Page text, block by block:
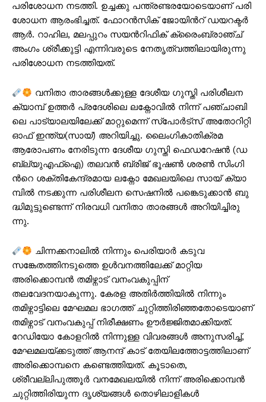
പ​രി​ശോ​ധ​ന ന​ട​ത്തി. ഉ​ച്ച​ക്കു പ​ന്ത്ര​ണ്ട​ര​യോ​ടെ​യാ​ണ് പ​രി​
ശോ​ധ​ന ആ​രം​ഭി​ച്ച​ത്. ഫോ​റ​ൻ​സി​ക് ജോ​യി​ന്‍റ് ഡ​യ​റ​ക്ട​ർ
ആ​ർ. റാ​ഹി​ല, മ​ല​പ്പു​റം സ​യ​ന്‍റി​ഫി​ക് ക്രൈം​ബ്രാ​ഞ്ച്
അം​ഗം ശ്രീ​ക്കു​ട്ടി എ​ന്നി​വ​രു​ടെ നേ​തൃ​ത്വ​ത്തി​ലാ​യി​രു​ന്നു
പ​രി​ശോ​ധ​ന ന​ട​ത്തി​യ​ത്.
വ​നി​താ താ​ര​ങ്ങ​ൾ​ക്കു​ള്ള ദേ​ശീ​യ ഗു​സ്തി പ​രി​ശീ​ല​ന
ക്യാ​മ്പ് ഉ​ത്ത​ർ പ്ര​ദേ​ശി​ലെ ല​ക്നോ​വി​ൽ നി​ന്ന് പ​ഞ്ചാ​ബി​
ലെ പാ​ട്യാ​ല​യി​ലേ​ക്ക് മാ​റ്റു​മെ​ന്ന് സ്പോ​ർ​ട്സ് അ​തോ​റി​റ്റി
ഓ​ഫ് ഇ​ന്ത്യ(​സാ​യ്) അ​റി​യി​ച്ചു. ലൈംഗികാതിക്രമ
ആരോപണം നേരിടുന്ന ദേ​ശീ​യ ഗു​സ്തി ഫെ​ഡ​റേ​ഷ​ൻ (ഡ​
ബ്ല്യു​എ​ഫ്ഐ) ത​ല​വ​ൻ ബ്രി​ജ് ഭൂ​ഷ​ൺ ശ​ര​ൺ സിം​ഗി​
ന്‍റെ ശ​ക്തി​കേ​ന്ദ്ര​മാ​യ ല​ക്നോ മേ​ഖ​ല​യി​ലെ സാ​യ് ക്യാ​
മ്പി​ൽ ന​ട​ക്കു​ന്ന പ​രി​ശീ​ല​ന സെ​ഷ​നി​ൽ പ​ങ്കെ​ടു​ക്കാ​ൻ ബു​
ദ്ധി​മു​ട്ടു​ണ്ടെ​ന്ന് നി​ര​വ​ധി വ​നി​താ താ​ര​ങ്ങ​ൾ അ​റി​യി​ച്ചി​രു​
ന്നു.
ചിന്നക്കനാലിൽ നിന്നും പെരിയാർ കടുവ
സങ്കേതത്തിനടുത്തെ ഉൾവനത്തിലേക്ക് മാറ്റിയ
അരിക്കൊമ്പൻ തമിഴ്നാട് വനംവകുപ്പിന്
തലവേദനയാകുന്നു. കേരള അതിർത്തിയിൽ നിന്നും
തമിഴ്നാട്ടിലെ മേഘമല ഭാഗത്ത് ചുറ്റിത്തിരിഞ്ഞതോടെയാണ്
തമിഴ്നാട് വനംവകുപ്പ് നിരീക്ഷണം ഊർജ്ജിതമാക്കിയത്.
റേഡിയോ കോളറിൽ നിന്നുള്ള വിവരങ്ങൾ അനുസരിച്ച്,
മേഘമലയ്ക്കടുത്ത് ആനന്ദ് കാട് തേയിലത്തോട്ടത്തിലാണ്
അരിക്കൊമ്പനെ കണ്ടെത്തിയത്. കൂടാതെ,
ശ്രീവല്ലിപുത്തൂർ വനമേഖലയിൽ നിന്ന് അരിക്കൊമ്പൻ
ചുറ്റിത്തിരിയുന്ന ദൃശ്യങ്ങൾ തൊഴിലാളികൾ